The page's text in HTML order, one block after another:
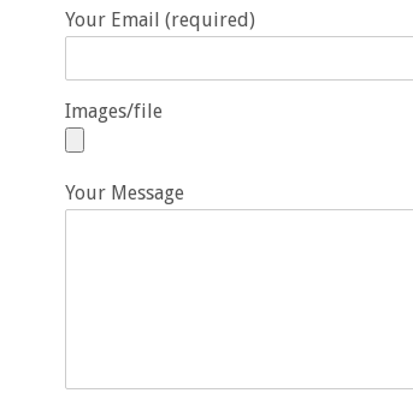
Your Email (required)
Images/file
Your Message